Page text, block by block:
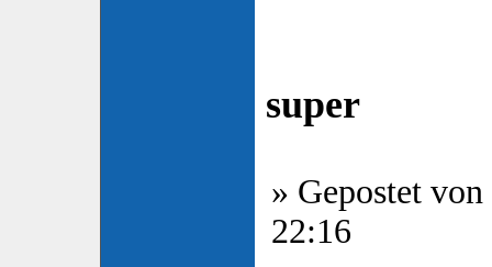
super
» Gepostet von
22:16